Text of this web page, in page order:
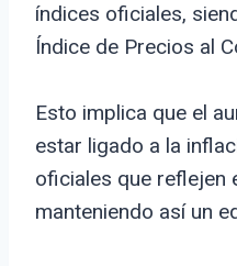
índices oficiales,
Índice de Precios al
Esto implica que el
estar ligado a la
oficiales que reflejen
manteniendo así un